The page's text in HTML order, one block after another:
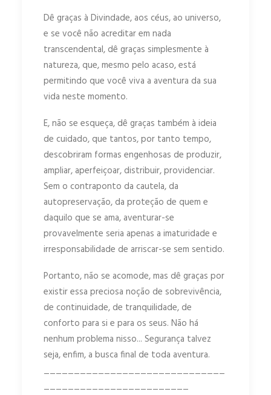
Dê graças à Divindade, aos céus, ao universo,
e se você não acreditar em nada
transcendental, dê graças simplesmente à
natureza, que, mesmo pelo acaso, está
permitindo que você viva a aventura da sua
vida neste momento.
E, não se esqueça, dê graças também à ideia
de cuidado, que tantos, por tanto tempo,
descobriram formas engenhosas de produzir,
ampliar, aperfeiçoar, distribuir, providenciar.
Sem o contraponto da cautela, da
autopreservação, da proteção de quem e
daquilo que se ama, aventurar-se
provavelmente seria apenas a imaturidade e
irresponsabilidade de arriscar-se sem sentido.
Portanto, não se acomode, mas dê graças por
existir essa preciosa noção de sobrevivência,
de continuidade, de tranquilidade, de
conforto para si e para os seus. Não há
nenhum problema nisso... Segurança talvez
seja, enfim, a busca final de toda aventura.
______________________________
________________________